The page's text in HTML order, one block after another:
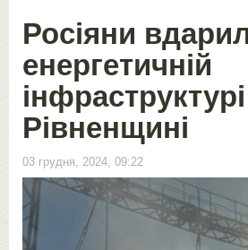
Росіяни
енергетичній
Рівненщині
03 грудня, 2024, 09:22